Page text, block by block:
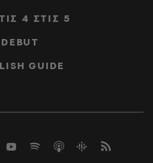
4 ΣΤΙΣ 5
DEBUT
GUIDE